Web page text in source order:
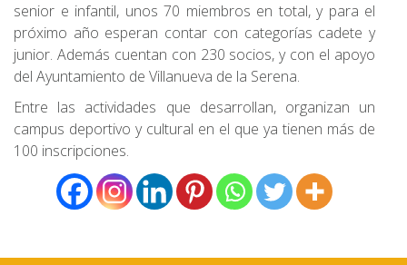
senior e infantil, unos 70 miembros en total, y para el
próximo año esperan contar con categorías cadete y
junior. Además cuentan con 230 socios, y con el apoyo
del Ayuntamiento de Villanueva de la Serena.
Entre las actividades que desarrollan, organizan un
campus deportivo y cultural en el que ya tienen más de
100 inscripciones.